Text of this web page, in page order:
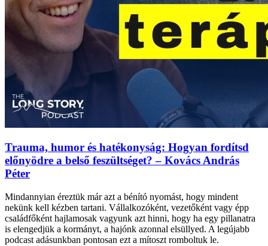
Trauma, humor és hatékonyság: Hogyan fordítsd
előnyödre a belső feszültséget? – Kovács András
Péter
Mindannyian éreztük már azt a bénító nyomást, hogy mindent
nekünk kell kézben tartani. Vállalkozóként, vezetőként vagy épp
családfőként hajlamosak vagyunk azt hinni, hogy ha egy pillanatra
is elengedjük a kormányt, a hajónk azonnal elsüllyed. A legújabb
podcast adásunkban pontosan ezt a mítoszt romboltuk le.